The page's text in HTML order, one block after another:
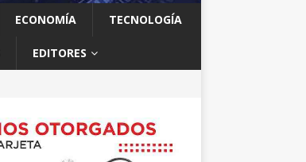
ECONOMÍA TECNOLOGÍA
EDITORES